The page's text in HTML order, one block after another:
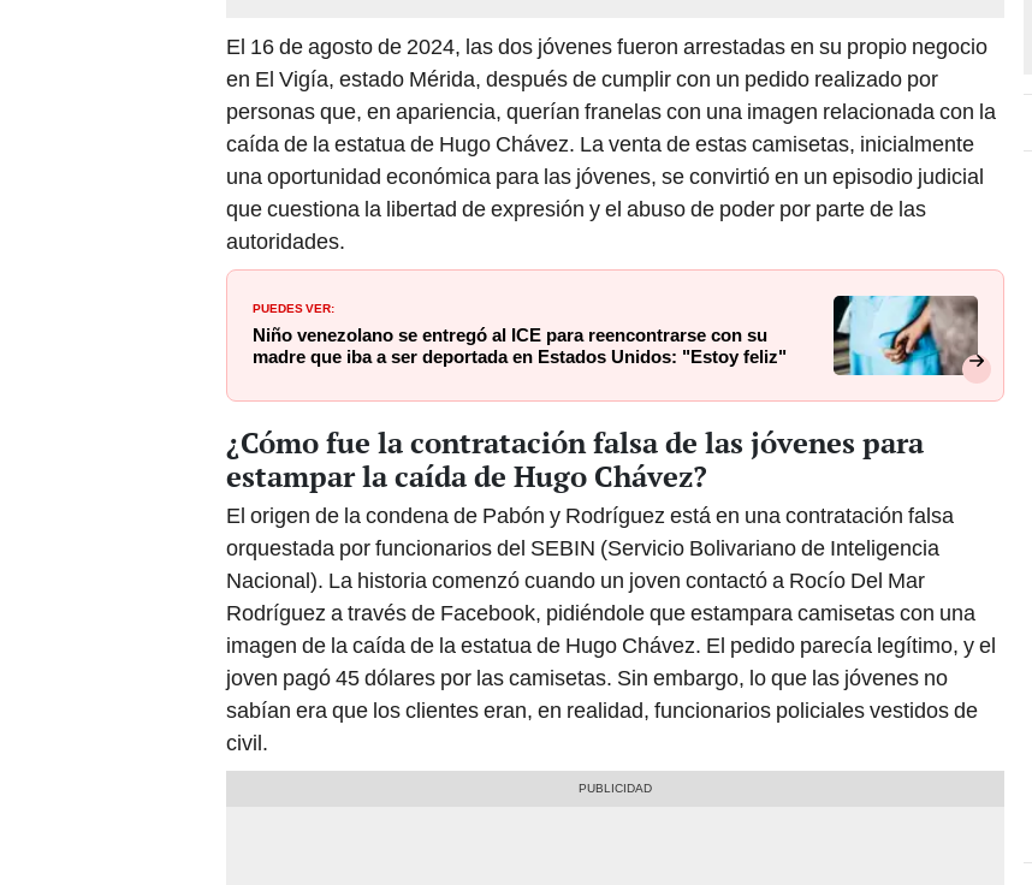
El 16 de agosto de 2024, las dos jóvenes fueron arrestadas en su propio negocio
en El Vigía, estado Mérida, después de cumplir con un pedido realizado por
personas que, en apariencia, querían franelas con una imagen relacionada con la
caída de la estatua de Hugo Chávez. La venta de estas camisetas, inicialmente
una oportunidad económica para las jóvenes, se convirtió en un episodio judicial
que cuestiona la libertad de expresión y el abuso de poder por parte de las
autoridades.
Niño venezolano se entregó al ICE para reencontrarse con su
madre que iba a ser deportada en Estados Unidos: "Estoy feliz"
¿Cómo fue la contratación falsa de las jóvenes para
estampar la caída de Hugo Chávez?
El origen de la condena de Pabón y Rodríguez está en una contratación falsa
orquestada por funcionarios del SEBIN (Servicio Bolivariano de Inteligencia
Nacional). La historia comenzó cuando un joven contactó a Rocío Del Mar
Rodríguez a través de Facebook, pidiéndole que estampara camisetas con una
imagen de la caída de la estatua de Hugo Chávez. El pedido parecía legítimo, y el
joven pagó 45 dólares por las camisetas. Sin embargo, lo que las jóvenes no
sabían era que los clientes eran, en realidad, funcionarios policiales vestidos de
civil.